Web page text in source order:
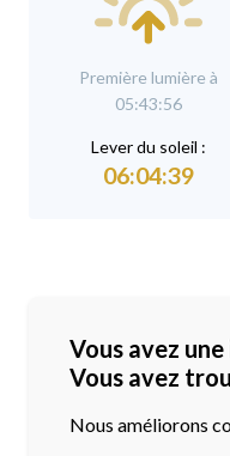
Première lumière à
05:43:56
Lever du soleil :
06:04:39
Vous avez
Vous avez
Nous améliorons